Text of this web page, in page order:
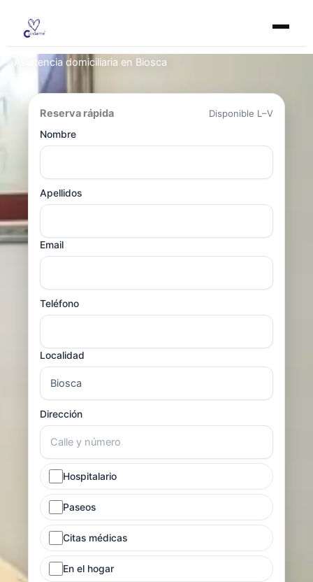
contenido
Asistencia domiciliaria en Biosca
Reserva rápida
Disponible L–V
Nombre
Apellidos
Email
Teléfono
Localidad
Dirección
Hospitalario
Paseos
Citas médicas
En el hogar